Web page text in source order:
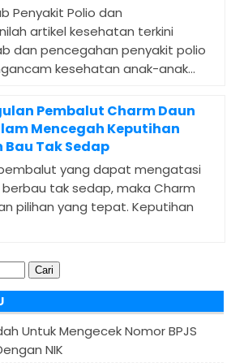
Penyakit Polio dan
artikel kesehatan terkini
dan pencegahan penyakit polio
kesehatan anak-anak...
Pembalut Charm Daun
Mencegah Keputihan
Tak Sedap
yang dapat mengatasi
tak sedap, maka Charm
pilihan yang tepat. Keputihan
Untuk Mengecek Nomor BPJS
NIK